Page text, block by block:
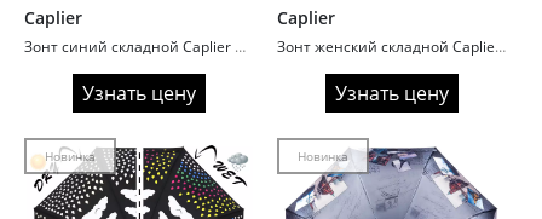
Caplier
Зонт синий складной Caplier 6209-6 Полный автомат
Узнать цену
Caplier
Зонт женский складной Caplier 6209-1 Сиреневый
Узнать цену
Новинка Новинка